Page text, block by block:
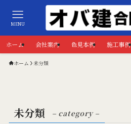
MENU
ホーム 会社案内 色見本例 施工事例
ホーム 未分類
未分類 – category –